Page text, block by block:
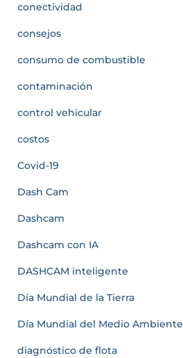
conectividad
consejos
consumo de combustible
contaminación
control vehicular
costos
Covid-19
Dash Cam
Dashcam
Dashcam con IA
DASHCAM inteligente
Día Mundial de la Tierra
Día Mundial del Medio Ambiente
diagnóstico de flota